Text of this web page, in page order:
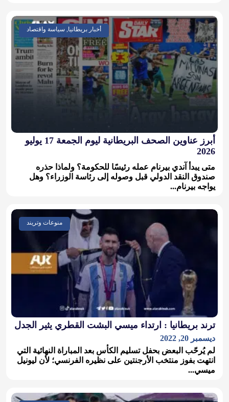
أخبار بريطانيا, سياسة واقتصاد
أبرز عناوين الصحف البريطانية ليوم الجمعة 17 يوليو
2026
متى يبدأ آندي بيرنام عمله رئيسًا للحكومة؟ ولماذا حذره
صندوق النقد الدولي قبل وصوله إلى رئاسة الوزراء؟ وهل
يواجه بيرنام...
منوعات وتريند
ترند بريطانيا : ارتداء ميسي البشت القطري يثير الجدل
ديسمبر 20, 2022
لم يُرحّب البعض بحفل تسليم الكأس بعد المباراة النهائية التي
انتهت بفوز منتخب الأرجنتين على نظيره الفرنسي؛ لأن ليونيل
ميسي...